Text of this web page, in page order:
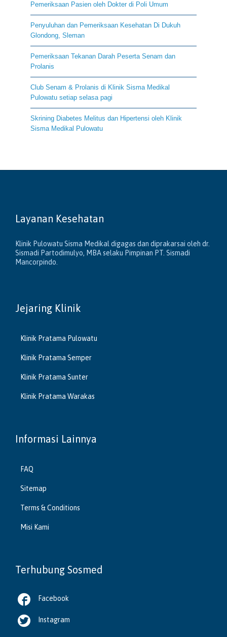
Pemeriksaan Pasien oleh Dokter di Poli Umum
Penyuluhan dan Pemeriksaan Kesehatan Di Dukuh
Glondong, Sleman
Pemeriksaan Tekanan Darah Peserta Senam dan
Prolanis
Club Senam & Prolanis di Klinik Sisma Medikal
Pulowatu setiap selasa pagi
Skrining Diabetes Melitus dan Hipertensi oleh Klinik
Sisma Medikal Pulowatu
Layanan Kesehatan
Klinik Pulowatu Sisma Medikal digagas dan diprakarsai oleh dr.
Sismadi Partodimulyo, MBA selaku Pimpinan PT. Sismadi
Mancorpindo.
Jejaring Klinik
Klinik Pratama Pulowatu
Klinik Pratama Semper
Klinik Pratama Sunter
Klinik Pratama Warakas
Informasi Lainnya
FAQ
Sitemap
Terms & Conditions
Misi Kami
Terhubung Sosmed
 Facebook
 Instagram